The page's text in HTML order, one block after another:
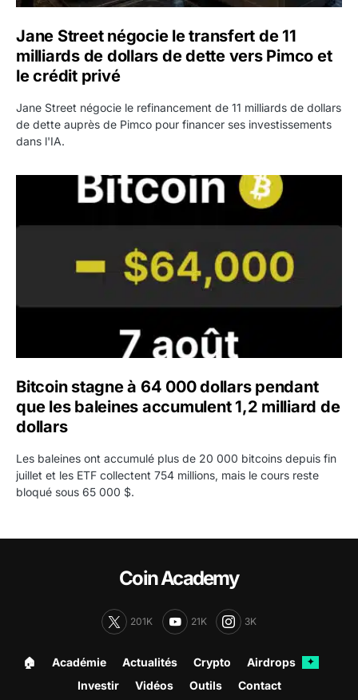
Jane Street négocie le transfert de 11
milliards de dollars de dette vers Pimco et
le crédit privé
Jane Street négocie le refinancement de 11 milliards de dollars
de dette auprès de Pimco pour financer ses investissements
dans l'IA.
Bitcoin stagne à 64 000 dollars pendant que les
Bitcoin stagne à 64 000 dollars pendant
que les baleines accumulent 1,2 milliard de
dollars
Les baleines ont accumulé plus de 20 000 bitcoins depuis fin
juillet et les ETF collectent 754 millions, mais le cours reste
bloqué sous 65 000 $.
Coin Academy
201K 21K 3K
🏠︎ Académie Actualités Crypto Airdrops ✦
Investir Vidéos Outils Contact